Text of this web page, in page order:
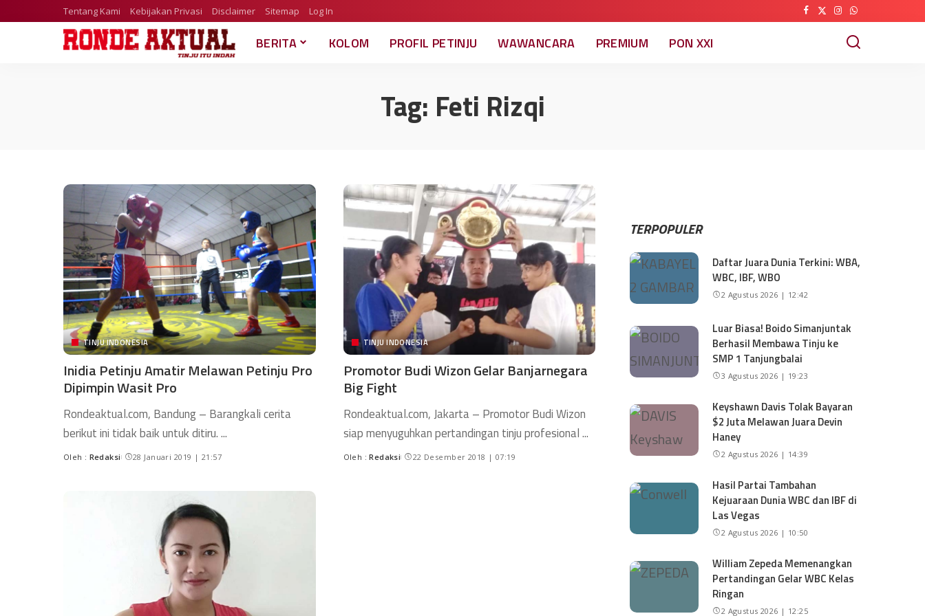
Tentang Kami Kebijakan Privasi Disclaimer Sitemap Log In
BERITA KOLOM PROFIL PETINJU WAWANCARA PREMIUM PON XXI
Tag: Feti Rizqi
TINJU INDONESIA
Inidia Petinju Amatir Melawan Petinju Pro
Dipimpin Wasit Pro
Rondeaktual.com, Bandung – Barangkali cerita
berikut ini tidak baik untuk ditiru....
Oleh : Redaksi 28 Januari 2019 | 21:57
TINJU INDONESIA
Promotor Budi Wizon Gelar Banjarnegara
Big Fight
Rondeaktual.com, Jakarta – Promotor Budi Wizon
siap menyuguhkan pertandingan tinju profesional...
Oleh : Redaksi 22 Desember 2018 | 07:19
TERPOPULER
Daftar Juara Dunia Terkini: WBA,
WBC, IBF, WBO
2 Agustus 2026 | 12:42
Luar Biasa! Boido Simanjuntak
Berhasil Membawa Tinju ke
SMP 1 Tanjungbalai
3 Agustus 2026 | 19:23
Keyshawn Davis Tolak Bayaran
$2 Juta Melawan Juara Devin
Haney
2 Agustus 2026 | 14:39
Hasil Partai Tambahan
Kejuaraan Dunia WBC dan IBF di
Las Vegas
2 Agustus 2026 | 10:50
William Zepeda Memenangkan
Pertandingan Gelar WBC Kelas
Ringan
2 Agustus 2026 | 12:25